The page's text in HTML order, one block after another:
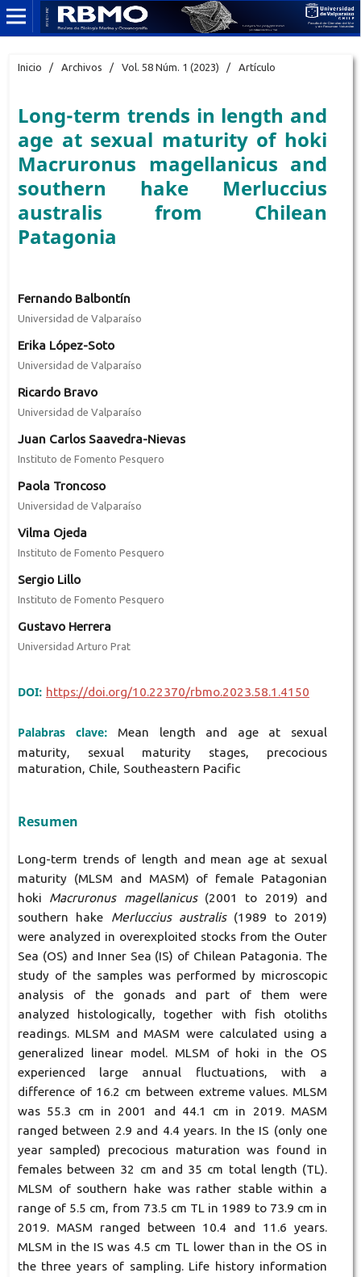
Inicio / Archivos / Vol. 58 Núm. 1 (2023) / Artículo
Long-term trends in length and
age at sexual maturity of hoki
Macruronus magellanicus and
southern hake Merluccius
australis from Chilean
Patagonia
Fernando Balbontín
Universidad de Valparaíso
Erika López-Soto
Universidad de Valparaíso
Ricardo Bravo
Universidad de Valparaíso
Juan Carlos Saavedra-Nievas
Instituto de Fomento Pesquero
Paola Troncoso
Universidad de Valparaíso
Vilma Ojeda
Instituto de Fomento Pesquero
Sergio Lillo
Instituto de Fomento Pesquero
Gustavo Herrera
Universidad Arturo Prat
DOI: https://doi.org/10.22370/rbmo.2023.58.1.4150
Palabras clave:
Mean length and age at sexual
maturity, sexual maturity stages, precocious
maturation, Chile, Southeastern Pacific
Resumen
Long-term trends of length and mean age at sexual
maturity (MLSM and MASM) of female Patagonian
hoki Macruronus magellanicus(2001 to 2019) and
southern hake Merluccius australis (1989 to 2019)
were analyzed in overexploited stocks from the Outer
Sea (OS) and Inner Sea (IS) of Chilean Patagonia. The
study of the samples was performed by microscopic
analysis of the gonads and part of them were
analyzed histologically, together with fish otoliths
readings. MLSM and MASM were calculated using a
generalized linear model. MLSM of hoki in the OS
experienced large annual fluctuations, with a
difference of 16.2 cm between extreme values. MLSM
was 55.3 cm in 2001 and 44.1 cm in 2019. MASM
ranged between 2.9 and 4.4 years. In the IS (only one
year sampled) precocious maturation was found in
females between 32 cm and 35 cm total length (TL).
MLSM of southern hake was rather stable within a
range of 5.5 cm, from 73.5 cm TL in 1989 to 73.9 cm in
2019. MASM ranged between 10.4 and 11.6 years.
MLSM in the IS was 4.5 cm TL lower than in the OS in
the three years of sampling. Life history information